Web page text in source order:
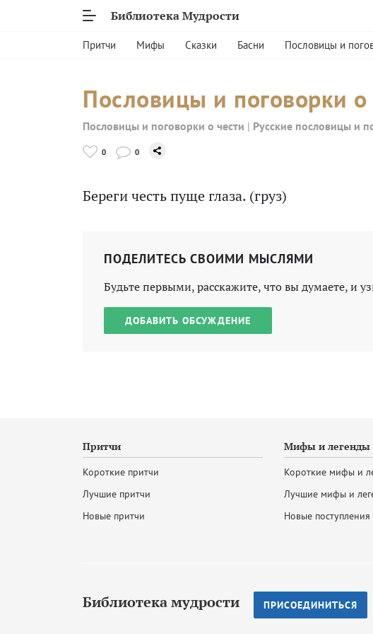
Библиотека Мудрости
Притчи Мифы Сказки Басни Пословицы и
Пословицы и поговорки о
Пословицы и поговорки о чести | Русские пословицы и
0 0
Береги честь пуще глаза. (груз)
ПОДЕЛИТЕСЬ СВОИМИ МЫСЛЯМИ
Будьте первыми, расскажите, что вы думаете, и
ДОБАВИТЬ ОБСУЖДЕНИЕ
Притчи
Короткие притчи
Лучшие притчи
Новые притчи
Мифы и легенды
Короткие мифы и
Лучшие мифы и
Новые поступления
Библиотека мудрости ПРИСОЕДИНИТЬСЯ